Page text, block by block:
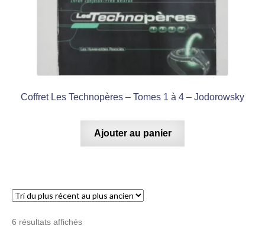
Coffret Les Technopères – Tomes 1 à 4 – Jodorowsky
Ajouter au panier
6 résultats affichésTrié